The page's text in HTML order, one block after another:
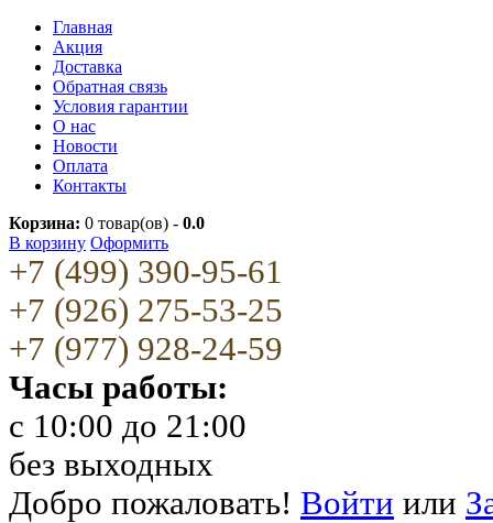
Главная
Акция
Доставка
Обратная связь
Условия гарантии
О нас
Новости
Оплата
Контакты
Корзина: 0 товар(ов) - 0.0
В корзину Оформить
+7 (499) 390-95-61
+7 (926) 275-53-25
+7 (977) 928-24-59
Часы работы:
c 10:00 до 21:00
без выходных
Добро пожаловать! Войти или